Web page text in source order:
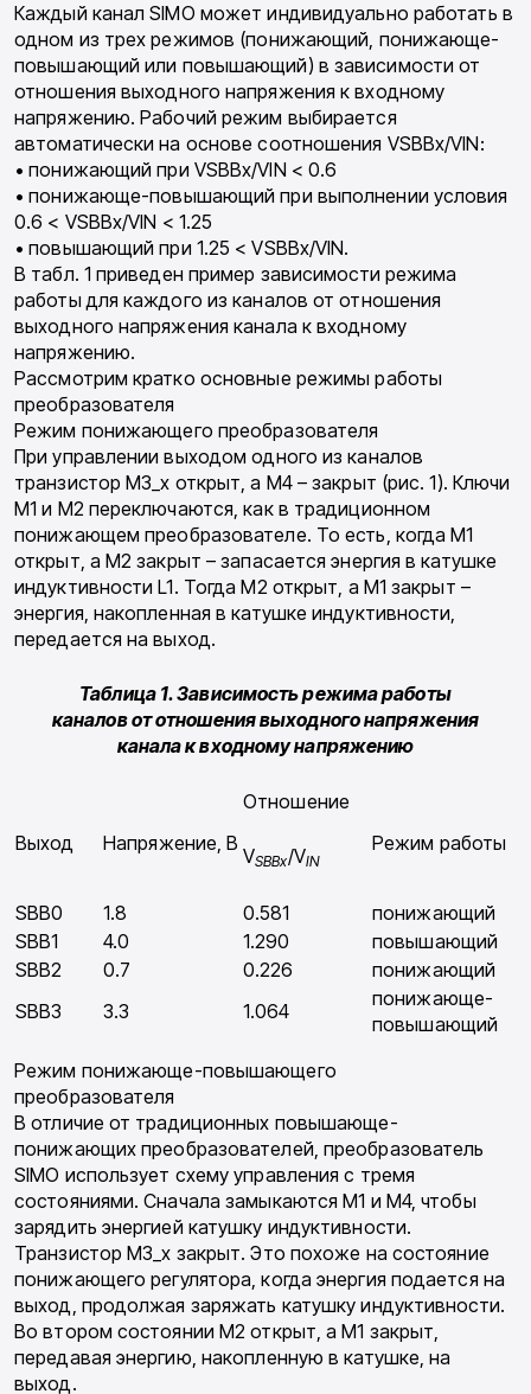
Каждый канал SIMO может индивидуально работать в
одном из трех режимов (понижающий, понижающе-
повышающий или повышающий) в зависимости от
отношения выходного напряжения к входному
напряжению. Рабочий режим выбирается
автоматически на основе соотношения VSBBx/VIN:
• понижающий при VSBBx/VIN < 0.6
• понижающе-повышающий при выполнении условия
0.6 < VSBBx/VIN < 1.25
• повышающий при 1.25 < VSBBx/VIN.
В табл. 1 приведен пример зависимости режима
работы для каждого из каналов от отношения
выходного напряжения канала к входному
напряжению.
Рассмотрим кратко основные режимы работы
преобразователя
Режим понижающего преобразователя
При управлении выходом одного из каналов
транзистор M3_x открыт, а M4 – закрыт (рис. 1). Ключи
M1 и M2 переключаются, как в традиционном
понижающем преобразователе. То есть, когда M1
открыт, а M2 закрыт – запасается энергия в катушке
индуктивности L1. Тогда M2 открыт, а M1 закрыт –
энергия, накопленная в катушке индуктивности,
передается на выход.
Таблица 1. Зависимость режима работы
каналов от отношения выходного напряжения
канала к входному напряжению
Выход Напряжение, В
Отношение
VSBBx/VIN
Режим работы
SBB0 1.8 0.581
понижающий
SBB1
4.0 1.290
повышающий
SBB2
0.7 0.226
понижающий
SBB3
3.3 1.064
понижающе-
повышающий
Режим понижающе-повышающего
преобразователя
В отличие от традиционных повышающе-
понижающих преобразователей, преобразователь
SIMO использует схему управления с тремя
состояниями. Сначала замыкаются M1 и M4, чтобы
зарядить энергией катушку индуктивности.
Транзистор M3_x закрыт. Это похоже на состояние
понижающего регулятора, когда энергия подается на
выход, продолжая заряжать катушку индуктивности.
Во втором состоянии M2 открыт, а M1 закрыт,
передавая энергию, накопленную в катушке, на
выход.